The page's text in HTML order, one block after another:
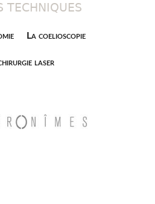
TECHNIQUES
La coelioscopie
laser